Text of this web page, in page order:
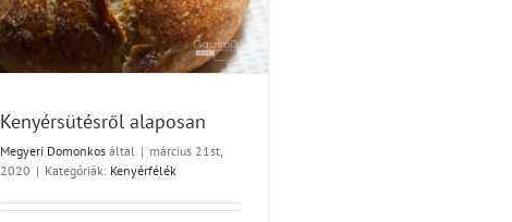
Kenyérsütésről alaposan
Megyeri Domonkos által | március 21st,
2020 | Kategóriák: Kenyérfélék